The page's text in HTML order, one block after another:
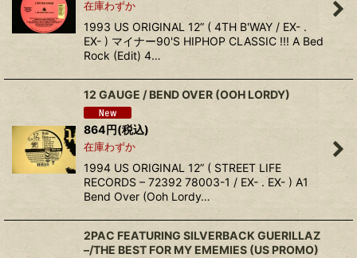
在庫わずか
1993 US ORIGINAL 12” ( 4TH B'WAY / EX- .
EX- ) マイナー90'S HIPHOP CLASSIC !!! A Bed
Rock (Edit) 4…
12 GAUGE ‎/ BEND OVER (OOH LORDY)
864円(税込)
在庫わずか
1994 US ORIGINAL 12” ( STREET LIFE
RECORDS ‎– 72392 78003-1 / EX- . EX- ) A1
Bend Over (Ooh Lordy…
2PAC FEATURING SILVERBACK GUERILLAZ
‎–/THE BEST FOR MY EMEMIES (US PROMO)